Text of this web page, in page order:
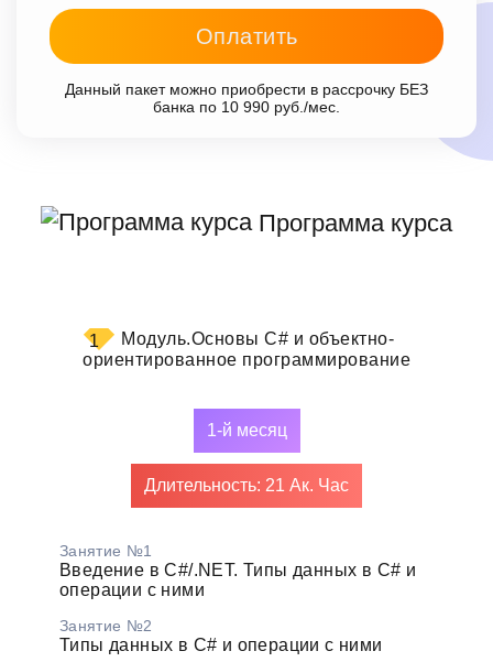
Оплатить
Данный пакет можно приобрести в рассрочку БЕЗ
банка по 10 990 руб./мес.
Программа курса
1 Модуль.Основы C# и объектно-
ориентированное программирование
1-й месяц
Длительность: 21 Ак. Час
Занятие №1
Введение в C#/.NET. Типы данных в C# и
операции с ними
Занятие №2
Типы данных в C# и операции с ними